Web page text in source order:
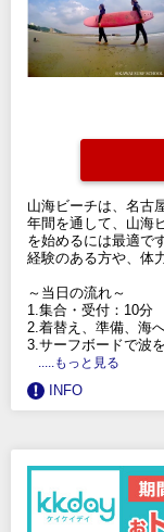
山海ビーチは、名古
年間を通して、山海
を始めるには最適です
経験のある方や、体
～当日の流れ～
1.集合・受付：10分
2.着替え、準備、海
3.サーフボードで波
.....もっと見る
INFO